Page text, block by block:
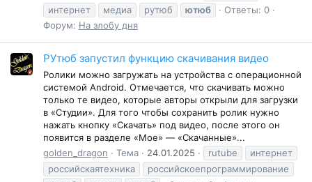
интернет
медиа рутюб ютюб
Ответы: 0
Форум: На злобу дня
РУтюб запустил функцию скачивания видео
Ролики можно загружать на устройства с операционной
системой Android. Отмечается, что скачивать можно
только те видео, которые авторы открыли для загрузки
в «Студии». Для того чтобы сохранить ролик нужно
нажать кнопку «Скачать» под видео, после этого он
появится в разделе «Мое» — «Скачанные»...
golden_dragon
Тема 24.01.2025 rutube
интернет
российскаятехника
российскоепрограммирование